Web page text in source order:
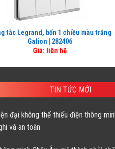
tắc Legrand, bốn 1 chiều màu trắng
Galion | 282406
Giá: liên hệ
TIN TỨC MỚI
đại không thể thiếu điện thông
và an toàn